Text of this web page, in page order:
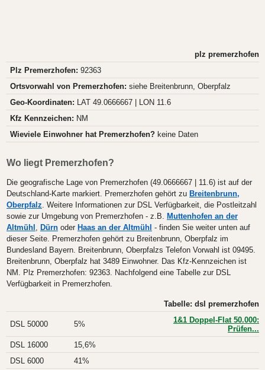
plz premerzhofen
Plz Premerzhofen: 92363
Ortsvorwahl von Premerzhofen: siehe Breitenbrunn, Oberpfalz
Geo-Koordinaten: LAT 49.0666667 | LON 11.6
Kfz Kennzeichen: NM
Wieviele Einwohner hat Premerzhofen? keine Daten
Wo liegt Premerzhofen?
Die geografische Lage von Premerzhofen (49.0666667 | 11.6) ist auf der
Deutschland-Karte markiert. Premerzhofen gehört zu Breitenbrunn,
Oberpfalz. Weitere Informationen zur DSL Verfügbarkeit, die Postleitzahl
sowie zur Umgebung von Premerzhofen - z.B. Muttenhofen an der
Altmühl , Dürn oder Haas an der Altmühl - finden Sie weiter unten auf
dieser Seite. Premerzhofen gehört zu Breitenbrunn, Oberpfalz im
Bundesland Bayern. Breitenbrunn, Oberpfalzs Telefon Vorwahl ist 09495.
Breitenbrunn, Oberpfalz hat 3489 Einwohner. Das Kfz-Kennzeichen ist
NM. Plz Premerzhofen: 92363. Nachfolgend eine Tabelle zur DSL
Verfügbarkeit in Premerzhofen.
Tabelle: dsl premerzhofen
DSL 50000 5%
1&1 Doppel-Flat 50.000:
Prüfen...
DSL 16000
15,6%
DSL 6000
41%